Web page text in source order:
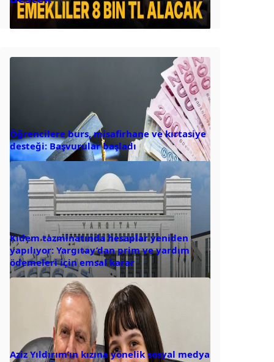
Öğrencilere burs, misafirhane ve kırtasiye
desteği: Başvurular başladı
Kıdem tazminatında hesaplar yeniden
yapılıyor: Yargıtay’dan prim ve yardım
ödemeleri için emsal karar
Aziz Yıldırım’ın kızına yönelik sosyal medya